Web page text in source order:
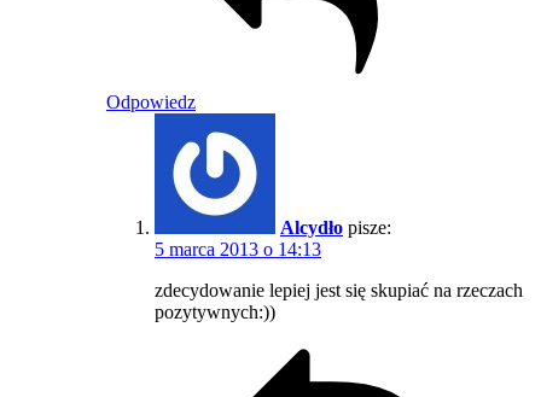
Odpowiedz
Alcydło pisze:
5 marca 2013 o 14:13
zdecydowanie lepiej jest się skupiać na rzeczach
pozytywnych:))